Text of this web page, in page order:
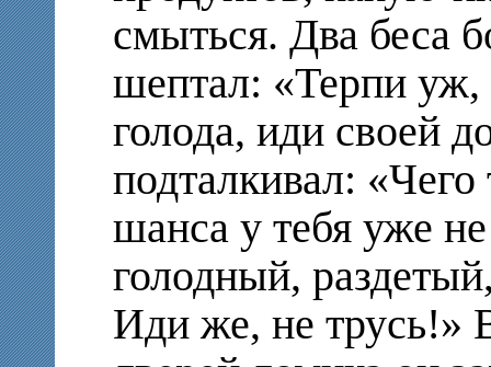
смыться. Два беса
шептал: «Терпи уж,
голода, иди своей
подталкивал:
шанса у тебя уже
голодный,
Иди же, не трусь!»